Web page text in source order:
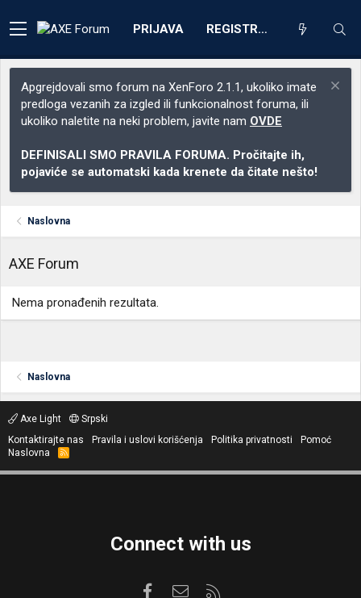
PRIJAVA REGISTRACIJA
Apgrejdovali smo forum na XenForo 2.1.1, ukoliko imate
predloga vezanih za izgled ili funkcionalnost foruma, ili
ukoliko naletite na neki problem, javite nam OVDE
DEFINISALI SMO PRAVILA FORUMA. Pročitajte ih,
pojaviće se automatski kada krenete da čitate nešto!
Naslovna
AXE Forum
Nema pronađenih rezultata.
Naslovna
Axe Light
Srpski
Kontaktirajte nas
Pravila i uslovi korišćenja Politika privatnosti
Pomoć
Naslovna
R
S
Connect with us
FacebookKontaktirajte nas